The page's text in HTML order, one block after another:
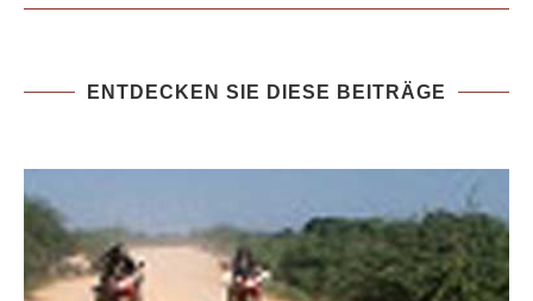
ENTDECKEN SIE DIESE BEITRÄGE